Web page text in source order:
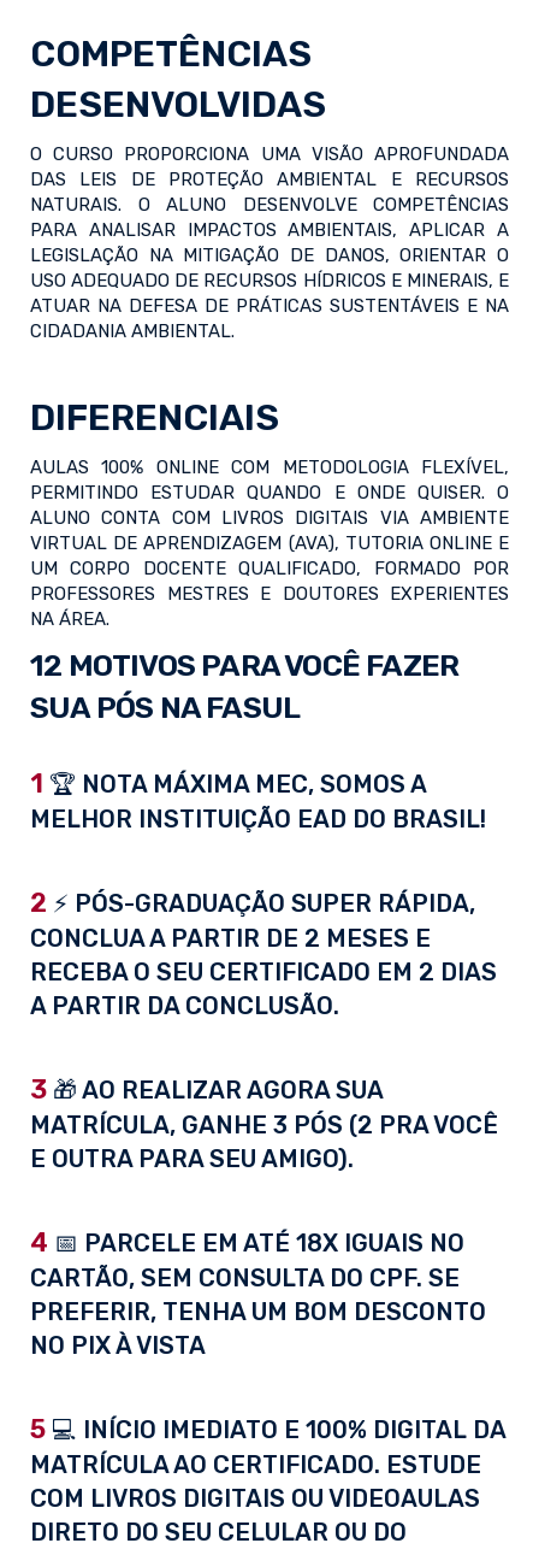
COMPETÊNCIAS
DESENVOLVIDAS
O CURSO PROPORCIONA UMA VISÃO APROFUNDADA
DAS LEIS DE PROTEÇÃO AMBIENTAL E RECURSOS
NATURAIS. O ALUNO DESENVOLVE COMPETÊNCIAS
PARA ANALISAR IMPACTOS AMBIENTAIS, APLICAR A
LEGISLAÇÃO NA MITIGAÇÃO DE DANOS, ORIENTAR O
USO ADEQUADO DE RECURSOS HÍDRICOS E MINERAIS, E
ATUAR NA DEFESA DE PRÁTICAS SUSTENTÁVEIS E NA
CIDADANIA AMBIENTAL.
DIFERENCIAIS
AULAS 100% ONLINE COM METODOLOGIA FLEXÍVEL,
PERMITINDO ESTUDAR QUANDO E ONDE QUISER. O
ALUNO CONTA COM LIVROS DIGITAIS VIA AMBIENTE
VIRTUAL DE APRENDIZAGEM (AVA), TUTORIA ONLINE E
UM CORPO DOCENTE QUALIFICADO, FORMADO POR
PROFESSORES MESTRES E DOUTORES EXPERIENTES
NA ÁREA.
12 MOTIVOS PARA VOCÊ FAZER
SUA PÓS NA FASUL
1 🏆 NOTA MÁXIMA MEC, SOMOS A
MELHOR INSTITUIÇÃO EAD DO BRASIL!
2 ⚡ PÓS-GRADUAÇÃO SUPER RÁPIDA,
CONCLUA A PARTIR DE 2 MESES E
RECEBA O SEU CERTIFICADO EM 2 DIAS
A PARTIR DA CONCLUSÃO.
3 🎁 AO REALIZAR AGORA SUA
MATRÍCULA, GANHE 3 PÓS (2 PRA VOCÊ
E OUTRA PARA SEU AMIGO).
4 📅 PARCELE EM ATÉ 18X IGUAIS NO
CARTÃO, SEM CONSULTA DO CPF. SE
PREFERIR, TENHA UM BOM DESCONTO
NO PIX À VISTA
5 💻 INÍCIO IMEDIATO E 100% DIGITAL DA
MATRÍCULA AO CERTIFICADO. ESTUDE
COM LIVROS DIGITAIS OU VIDEOAULAS
DIRETO DO SEU CELULAR OU DO